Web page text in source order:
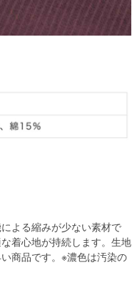
よる縮みが少ない素材で
着心地が持続します。生地
商品です。※濃色は汚染の